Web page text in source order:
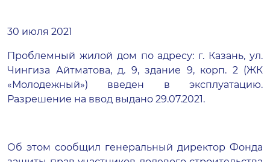
30 июля 2021
Проблемный жилой дом по адресу: г. Казань, ул.
Чингиза Айтматова, д. 9, здание 9, корп. 2 (ЖК
«Молодежный») введен в эксплуатацию.
Разрешение на ввод выдано 29.07.2021.
Об этом сообщил генеральный директор Фонда